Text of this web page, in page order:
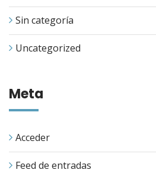
Sin categoría
Uncategorized
Meta
Acceder
Feed de entradas